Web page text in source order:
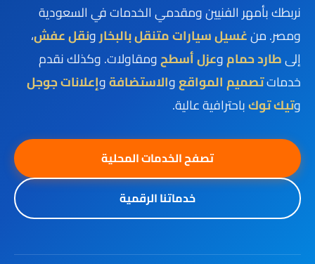
نربطك بأمهر الفنيين ومقدمي الخدمات في السعودية
ومصر. منغسيل سيارات متنقل بالبخارونقل عفش،
إلىطارد حماموعزل أسطحومقاولات. وكذلك نقدم
خدماتتصميم المواقعوالاستضافةوإعلانات جوجل
وتيك توكباحترافية عالية.
تصفح الخدمات المحلية
خدماتنا الرقمية